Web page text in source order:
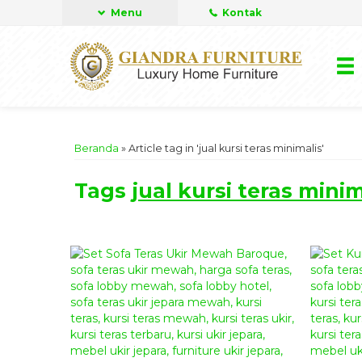
Menu Kontak
Beranda » Article tag in 'jual kursi teras minimalis'
Tags jual kursi teras